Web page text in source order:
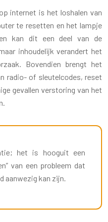
internet is het loshalen van
te resetten en het lampje
kan dit een deel van de
inhoudelijk verandert het
Bovendien brengt het
radio- of sleutelcodes, reset
gevallen verstoring van het
het is hooguit een
van een probleem dat
aanwezig kan zijn.